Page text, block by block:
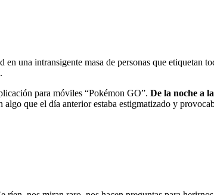
en una intransigente masa de personas que
para móviles “Pokémon GO”. De la noche a
que el día anterior estaba estigmatizado y